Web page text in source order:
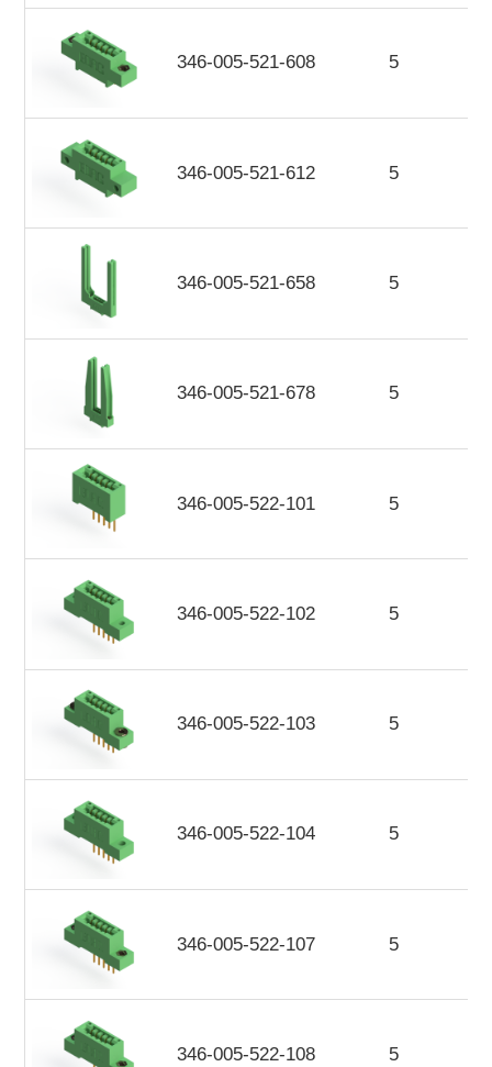
346-005-521-608 5
346-005-521-612 5
346-005-521-658 5
346-005-521-678 5
346-005-522-101 5
346-005-522-102 5
346-005-522-103 5
346-005-522-104 5
346-005-522-107 5
346-005-522-108 5